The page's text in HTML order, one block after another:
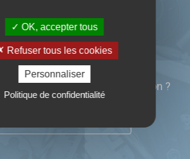
OK, accepter tous
Refuser tous les cookies
Personnaliser
Politique de confidentialité
intéressé par une
machine-outil ?
? Un prix ? Une livraison ?